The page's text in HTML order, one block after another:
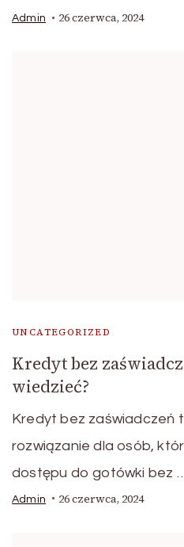
Admin 26 czerwca, 2024
UNCATEGORIZED
Kredyt bez
wiedzieć?
Kredyt bez zaświadczeń
rozwiązanie dla osób,
dostępu do gotówki bez
Admin 26 czerwca, 2024